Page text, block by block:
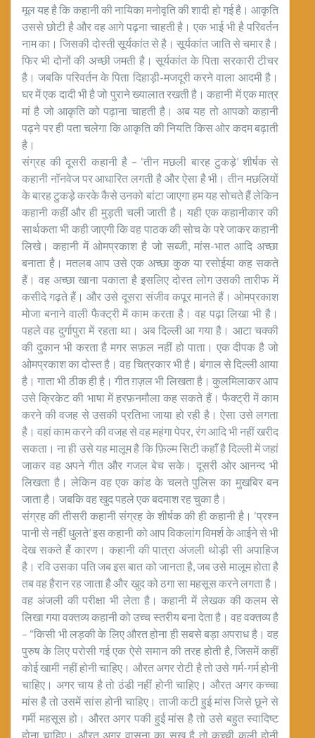
मूल यह है कि कहानी की नायिका मनोवृति की शादी हो गई है। आकृति
उससे छोटी है और वह आगे पढ़ना चाहती है। एक भाई भी है परिवर्तन
नाम का। जिसकी दोस्ती सूर्यकांत से है। सूर्यकांत जाति से चमार है।
फिर भी दोनों की अच्छी जमती है। सूर्यकांत के पिता सरकारी टीचर
है। जबकि परिवर्तन के पिता दिहाड़ी-मजदूरी करने वाला आदमी है।
घर में एक दादी भी है जो पुराने ख्यालात रखती है। कहानी में एक मात्र
मां है जो आकृति को पढ़ाना चाहती है। अब यह तो आपको कहानी
पढ़ने पर ही पता चलेगा कि आकृति की नियति किस ओर कदम बढ़ाती
है।
संग्रह की दूसरी कहानी है – ‘तीन मछली बारह टुकड़े’ शीर्षक से
कहानी नॉनवेज पर आधारित लगती है और ऐसा है भी। तीन मछलियों
के बारह टुकड़े करके कैसे उनको बांटा जाएगा हम यह सोचते हैं लेकिन
कहानी कहीं और ही मुड़ती चली जाती है। यही एक कहानीकार की
सार्थकता भी कही जाएगी कि वह पाठक की सोच के परे जाकर कहानी
लिखे। कहानी में ओमप्रकाश है जो सब्जी, मांस-भात आदि अच्छा
बनाता है। मतलब आप उसे एक अच्छा कुक या रसोईया कह सकते
हैं। वह अच्छा खाना पकाता है इसलिए दोस्त लोग उसकी तारीफ में
कसीदे गढ़ते हैं। और उसे दूसरा संजीव कपूर मानते हैं। ओमप्रकाश
मोजा बनाने वाली फैक्ट्री में काम करता है। वह पढ़ा लिखा भी है।
पहले वह दुर्गापुरा में रहता था। अब दिल्ली आ गया है। आटा चक्की
की दुकान भी करता है मगर सफ़ल नहीं हो पाता। एक दीपक है जो
ओमप्रकाश का दोस्त है। वह चित्रकार भी है। बंगाल से दिल्ली आया
है। गाता भी ठीक ही है। गीत ग़ज़ल भी लिखता है। कुलमिलाकर आप
उसे क्रिकेट की भाषा में हरफ़नमौला कह सकते हैं। फैक्ट्री में काम
करने की वजह से उसकी प्रतिभा जाया हो रही है। ऐसा उसे लगता
है। वहां काम करने की वजह से वह महंगा पेपर, रंग आदि भी नहीं खरीद
सकता। ना ही उसे यह मालूम है कि फ़िल्म सिटी कहाँ है दिल्ली में जहां
जाकर वह अपने गीत और गजल बेच सके। दूसरी ओर आनन्द भी
लिखता है। लेकिन वह एक कांड के चलते पुलिस का मुखबिर बन
जाता है। जबकि वह खुद पहले एक बदमाश रह चुका है।
संग्रह की तीसरी कहानी संग्रह के शीर्षक की ही कहानी है। ‘प्रश्न
पानी से नहीं धुलते’ इस कहानी को आप विकलांग विमर्श के आईने से भी
देख सकते हैं कारण। कहानी की पात्रा अंजली थोड़ी सी अपाहिज
है। रवि उसका पति जब इस बात को जानता है, जब उसे मालूम होता है
तब वह हैरान रह जाता है और खुद को ठगा सा महसूस करने लगता है।
वह अंजली की परीक्षा भी लेता है। कहानी में लेखक की कलम से
लिखा गया वक्तव्य कहानी को उच्च स्तरीय बना देता है। वह वक्तव्य है
– “किसी भी लड़की के लिए औरत होना ही सबसे बड़ा अपराध है। वह
पुरुष के लिए परोसी गई एक ऐसे समान की तरह होती है, जिसमें कहीं
कोई खामी नहीं होनी चाहिए। औरत अगर रोटी है तो उसे गर्म-गर्म होनी
चाहिए। अगर चाय है तो ठंडी नहीं होनी चाहिए। औरत अगर कच्चा
मांस है तो उसमें सांस होनी चाहिए। ताजी कटी हुई मांस जिसे छूने से
गर्मी महसूस हो। औरत अगर पकी हुई मांस है तो उसे बहुत स्वादिष्ट
होना चाहिए। औरत अगर वासना का सुख है तो कच्ची कली होनी